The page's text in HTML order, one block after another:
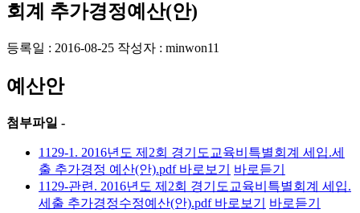
회계 추가경정예산(안)
등록일 : 2016-08-25 작성자 : minwon11
예산안
첨부파일 -
1129-1. 2016년도 제2회 경기도교육비특별회계 세입.세
출 추가경정 예산(안).pdf 바로보기
바로듣기
1129-관련. 2016년도 제2회 경기도교육비특별회계 세입.
세출 추가경정수정예산(안).pdf 바로보기 바로듣기